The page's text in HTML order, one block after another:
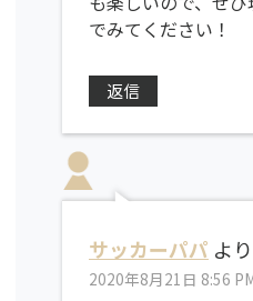
でみてください！
返信
サッカーパパ よ
2020年8月21日 8:56